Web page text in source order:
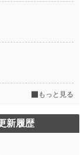
もっと見る
新履歴